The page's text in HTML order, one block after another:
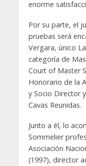
enorme
Por su parte, el
pruebas será
Vergara, único
categoría de
Court of Master
Honorario de la
y Socio Director
Cavas Reunidas.
Junto a él, lo
Sommelier
Asociación
(1997), director